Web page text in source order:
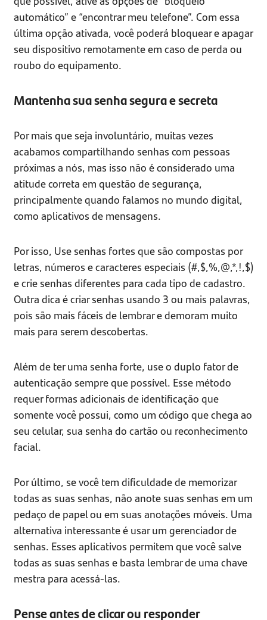
automático” e “encontrar meu telefone”. Com essa
última opção ativada, você poderá bloquear e apagar
seu dispositivo remotamente em caso de perda ou
roubo do equipamento.
Mantenha sua senha segura e secreta
Por mais que seja involuntário, muitas vezes
acabamos compartilhando senhas com pessoas
próximas a nós, mas isso não é considerado uma
atitude correta em questão de segurança,
principalmente quando falamos no mundo digital,
como aplicativos de mensagens.
Por isso, Use senhas fortes que são compostas por
letras, números e caracteres especiais (#,$,%,@,*,!,$)
e crie senhas diferentes para cada tipo de cadastro.
Outra dica é criar senhas usando 3 ou mais palavras,
pois são mais fáceis de lembrar e demoram muito
mais para serem descobertas.
Além de ter uma senha forte, use o duplo fator de
autenticação sempre que possível. Esse método
requer formas adicionais de identificação que
somente você possui, como um código que chega ao
seu celular, sua senha do cartão ou reconhecimento
facial.
Por último, se você tem dificuldade de memorizar
todas as suas senhas, não anote suas senhas em um
pedaço de papel ou em suas anotações móveis. Uma
alternativa interessante é usar um gerenciador de
senhas. Esses aplicativos permitem que você salve
todas as suas senhas e basta lembrar de uma chave
mestra para acessá-las.
Pense antes de clicar ou responder